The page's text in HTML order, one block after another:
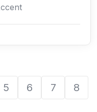
5 6 7 8